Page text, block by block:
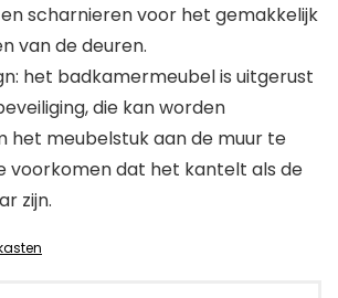
scharnieren voor het gemakkelijk
van de deuren.
het badkamermeubel is uitgerust
die kan worden
het meubelstuk aan de muur te
voorkomen dat het kantelt als de
zijn.